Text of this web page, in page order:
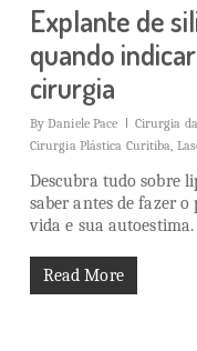
Explante de
quando
cirurgia
By Daniele Pace Cirurgia
Cirurgia Plástica Curitiba
Descubra tudo sobre
saber antes de fazer
vida e sua
Read More